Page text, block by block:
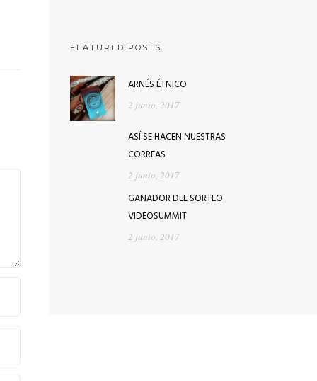
FEATURED POSTS
ARNÉS ÉTNICO
2 junio, 2017
ASÍ SE HACEN NUESTRAS
CORREAS
2 junio, 2017
GANADOR DEL SORTEO
VIDEOSUMMIT
2 junio, 2017